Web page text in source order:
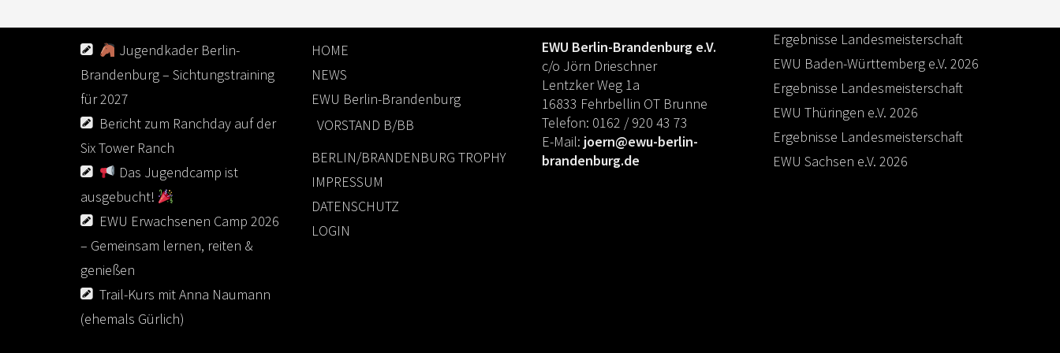
Jugendkader Berlin-
Brandenburg – Sichtungstraining
für 2027
Bericht zum Ranchday auf der
Six Tower Ranch
Das Jugendcamp ist
ausgebucht!
EWU Erwachsenen Camp 2026
– Gemeinsam lernen, reiten &
genießen
Trail-Kurs mit Anna Naumann
(ehemals Gürlich)
HOME
NEWS
EWU Berlin-Brandenburg
VORSTAND B/BB
BERLIN/BRANDENBURG TROPHY
IMPRESSUM
DATENSCHUTZ
LOGIN
EWU Berlin-Brandenburg e.V.
c/o Jörn Drieschner
Lentzker Weg 1a
16833 Fehrbellin OT Brunne
Telefon: 0162 / 920 43 73
E-Mail: joern@ewu-berlin-
brandenburg.de
Ergebnisse Landesmeisterschaft
EWU Baden-Württemberg e.V. 2026
Ergebnisse Landesmeisterschaft
EWU Thüringen e.V. 2026
Ergebnisse Landesmeisterschaft
EWU Sachsen e.V. 2026